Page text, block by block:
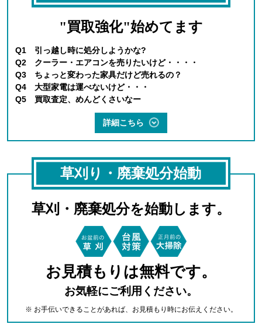
"買取強化"始めてます
Q1 引っ越し時に処分しようかな?
Q2 クーラー・エアコンを売りたいけど・・・・
Q3 ちょっと変わった家具だけど売れるの？
Q4 大型家電は運べないけど・・・
Q5 買取査定、めんどくさいなー
詳細こちら
草刈り・廃棄処分始動
草刈・廃棄処分を始動します。
お見積もりは無料です。
お気軽にご利用ください。
※ お手伝いできることがあれば、お見積もり時にお伝えください。